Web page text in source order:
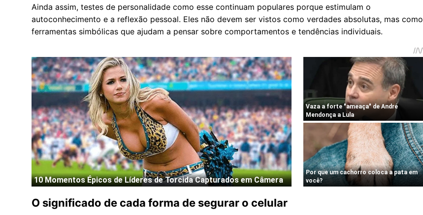
Ainda assim, testes de personalidade como esse continuam populares porque estimulam o
autoconhecimento e a reflexão pessoal. Eles não devem ser vistos como verdades absolutas, mas como
ferramentas simbólicas que ajudam a pensar sobre comportamentos e tendências individuais.
O significado de cada forma de segurar o celular